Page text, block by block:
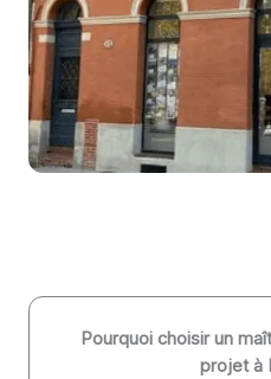
Pourquoi choisir un
projet à